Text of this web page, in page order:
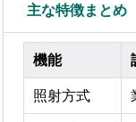
主な特徴まとめ
機能
照射方式